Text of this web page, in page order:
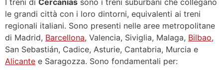
le grandi città con i loro dintorni, equivalenti ai treni
regionali italiani. Sono presenti nelle aree metropolitane
di Madrid, Barcellona, Valencia, Siviglia, Malaga, Bilbao,
San Sebastián, Cadice, Asturie, Cantabria, Murcia e
Alicante e Saragozza. Sono fondamentali per: